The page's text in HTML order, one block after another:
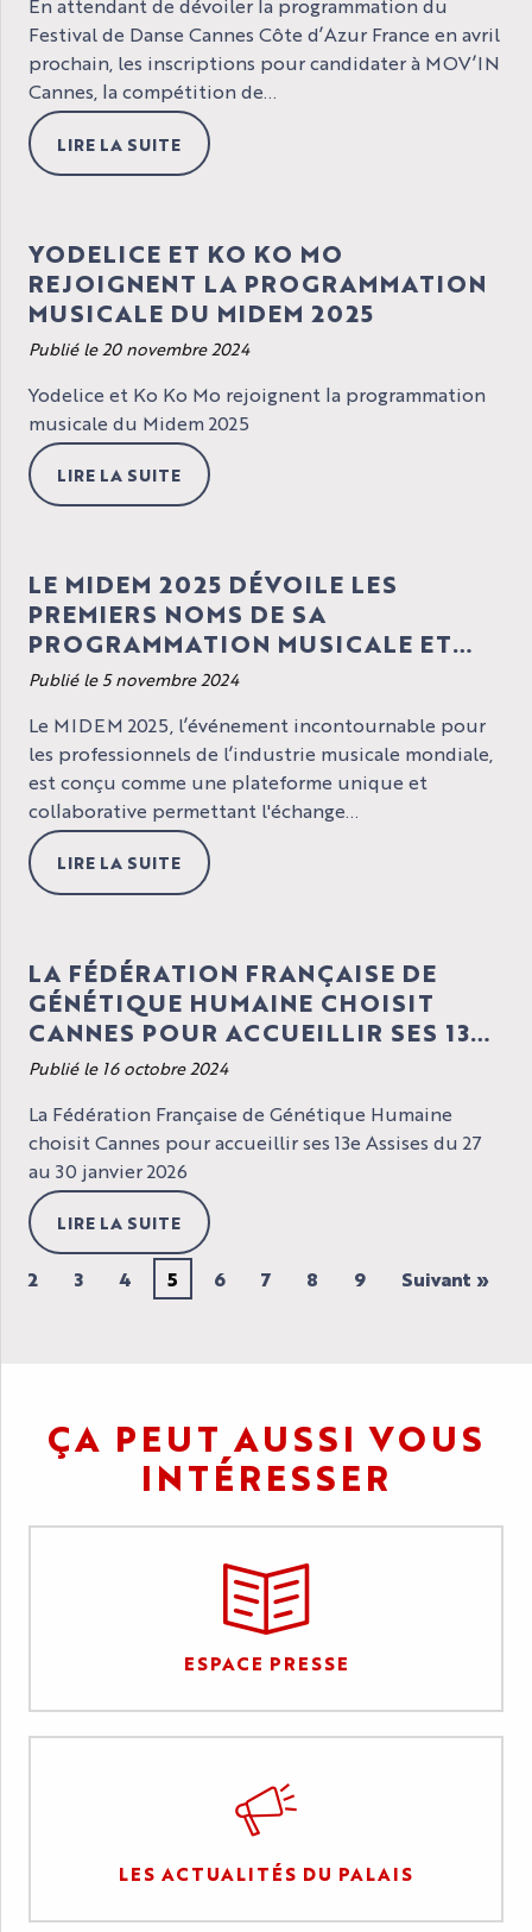
En attendant de dévoiler la programmation du
Festival de Danse Cannes Côte d’Azur France en avril
prochain, les inscriptions pour candidater à MOV’IN
Cannes, la compétition de...
LIRE LA SUITE
YODELICE ET KO KO MO
REJOIGNENT LA PROGRAMMATION
MUSICALE DU MIDEM 2025
Publié le 20 novembre 2024
Yodelice et Ko Ko Mo rejoignent la programmation
musicale du Midem 2025
LIRE LA SUITE
LE MIDEM 2025 DÉVOILE LES
PREMIERS NOMS DE SA
PROGRAMMATION MUSICALE ET
LES THÉMATIQUES DE MIDEM
Publié le 5 novembre 2024
Le MIDEM 2025, l’événement incontournable pour
les professionnels de l’industrie musicale mondiale,
est conçu comme une plateforme unique et
collaborative permettant l'échange...
LIRE LA SUITE
LA FÉDÉRATION FRANÇAISE DE
GÉNÉTIQUE HUMAINE CHOISIT
CANNES POUR ACCUEILLIR SES 13E
ASSISES DU 27 AU 30 JANVIER 2026
Publié le 16 octobre 2024
La Fédération Française de Génétique Humaine
choisit Cannes pour accueillir ses 13e Assises du 27
au 30 janvier 2026
LIRE LA SUITE
2 3 4 5 6 7 8 9 Suivant »
ÇA PEUT AUSSI VOUS
INTÉRESSER
ESPACE PRESSE
LES ACTUALITÉS DU PALAIS